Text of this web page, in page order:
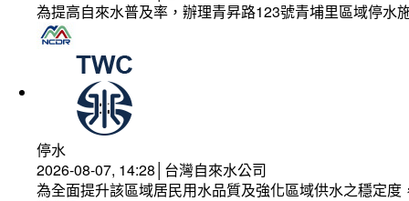
為提高自來水普及率，辦理青昇路123號青埔里區域停水
停水
2026-08-07, 14:28│台灣自來水公司
為全面提升該區域居民用水品質及強化區域供水之穩定